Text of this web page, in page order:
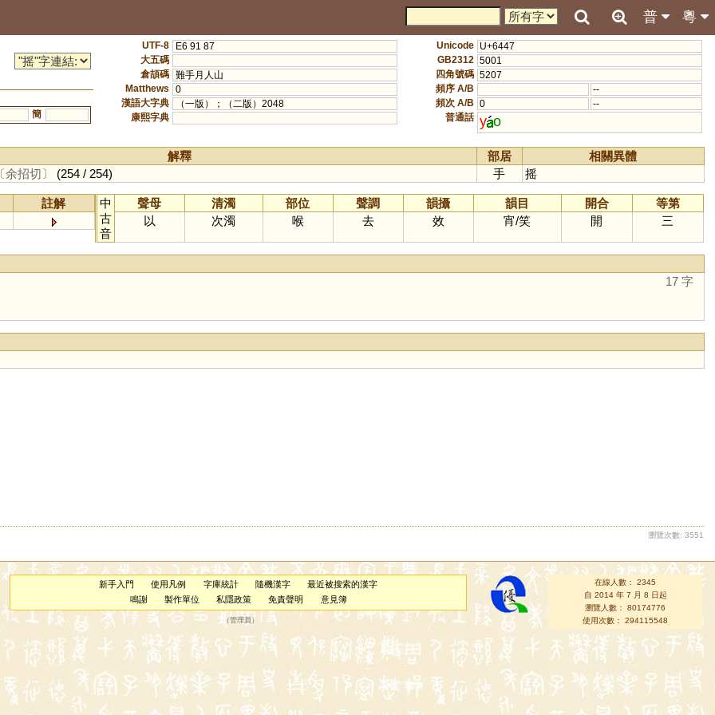
粵
普
簡
UTF-8
E6 91 87
大五碼
倉頡碼 難手月人山
Matthews
0
漢語大字典
（一版）；（二版）2048
康熙字典
Unicode U+6447
GB2312 5001
四角號碼 5207
頻序 A/B
--
頻次 A/B 0
--
普通話 y o
解釋 部居
相關異體
余招切〕
(254 / 254) 手 摇
註解
中
古
音
聲母 清濁 部位 聲調 韻攝 韻目 開合
等第
以
次濁 喉 去 效 宵/笑 開 三
17 字
瀏覽次數: 3551
新手入門 使用凡例 字庫統計 隨機漢字
最近被搜索的漢字
鳴謝
製作單位 私隱政策 免責聲明 意見簿
（管理員 ）
在線人數： 2345
自 2014 年 7 月 8 日起
瀏覽人數： 80174776
使用次數： 294115548